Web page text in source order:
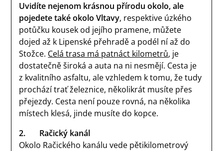
Uvidíte nejenom krásnou přírodu okolo, ale
pojedete také okolo Vltavy, respektive úzkého
potůčku kousek od jejího pramene, můžete
dojed až k Lipenské přehradě a podél ní až do
Stožce. Celá trasa má patnáct kilometrů, je
dostatečně široká a auta na ni nesmějí. Cesta je
z kvalitního asfaltu, ale vzhledem k tomu, že tudy
prochází trať železnice, několikrát musíte přes
přejezdy. Cesta není pouze rovná, na několika
místech klesá, jinde musíte do kopce.
2. Račický kanál
Okolo Račického kanálu vede pětikilometrový